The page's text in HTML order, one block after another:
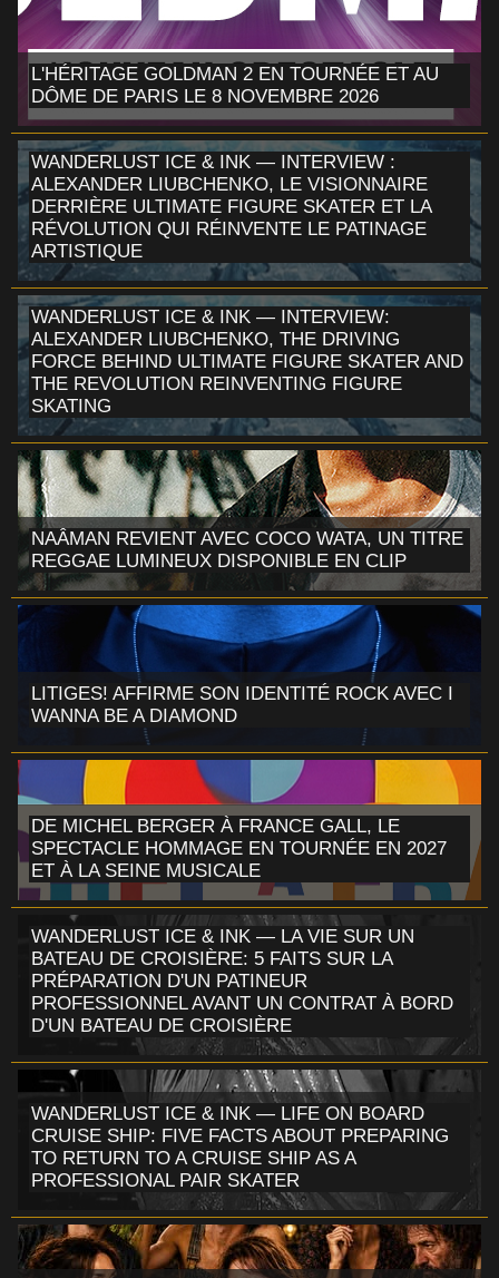
L'HÉRITAGE GOLDMAN 2 EN TOURNÉE ET AU
DÔME DE PARIS LE 8 NOVEMBRE 2026
WANDERLUST ICE & INK — INTERVIEW :
ALEXANDER LIUBCHENKO, LE VISIONNAIRE
DERRIÈRE ULTIMATE FIGURE SKATER ET LA
RÉVOLUTION QUI RÉINVENTE LE PATINAGE
ARTISTIQUE
WANDERLUST ICE & INK — INTERVIEW:
ALEXANDER LIUBCHENKO, THE DRIVING
FORCE BEHIND ULTIMATE FIGURE SKATER AND
THE REVOLUTION REINVENTING FIGURE
SKATING
NAÂMAN REVIENT AVEC COCO WATA, UN TITRE
REGGAE LUMINEUX DISPONIBLE EN CLIP
LITIGES! AFFIRME SON IDENTITÉ ROCK AVEC I
WANNA BE A DIAMOND
DE MICHEL BERGER À FRANCE GALL, LE
SPECTACLE HOMMAGE EN TOURNÉE EN 2027
ET À LA SEINE MUSICALE
WANDERLUST ICE & INK — LA VIE SUR UN
BATEAU DE CROISIÈRE: 5 FAITS SUR LA
PRÉPARATION D'UN PATINEUR
PROFESSIONNEL AVANT UN CONTRAT À BORD
D'UN BATEAU DE CROISIÈRE
WANDERLUST ICE & INK — LIFE ON BOARD
CRUISE SHIP: FIVE FACTS ABOUT PREPARING
TO RETURN TO A CRUISE SHIP AS A
PROFESSIONAL PAIR SKATER